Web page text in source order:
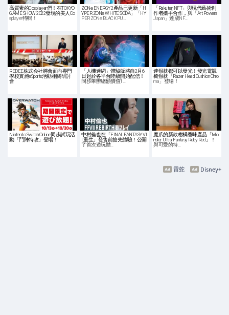
高質素的Cosplayer們！在TOKYO
GAME SHOW 2022發現的美人Co
splayer特輯！
ZONe ENERGY 2產品已更新「H
YPER ZONe WHITE SODA」「HY
PER ZONe BLACK PU…
「Rakuten NFT」與現代藝術創
作者攜手合作，與「Art Powers
Japan」達成NF…
REDEE株式会社將會面向專門
學校實施eSports活動相關研討
會
「人機迷網」體驗版將自2月6
日起於各平台陸續開始配信！
同步舉辦總額價值1…
連頸枕都可以發光！發光電競
椅頸枕「Razer Head Cushion Chro
ma」登場！
Nintendo Switch Online同步試玩活
動「鬥陣特攻」登場！
中村倫也在「FINAL FANTASY VI
I 重生」發售前搶先體驗！公開
了首次遊玩體…
魔爪的新款柑橘香味產品「Mo
nster Ultra Fantasy Ruby Red」！
與可愛的特…
Disney+
雷蛇